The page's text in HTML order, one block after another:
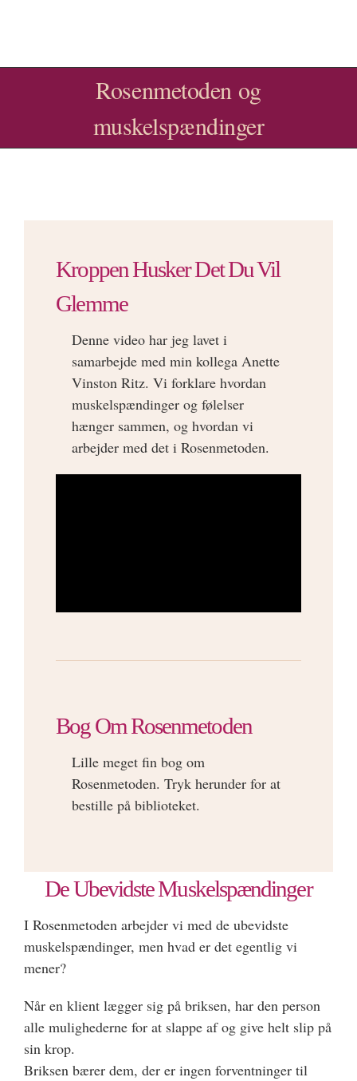
ROSENMETODEN
KURSER & SESSIONER
KONTAKT
Rosenmetoden og
muskelspændinger
Kroppen Husker Det Du Vil
Glemme
Denne video har jeg lavet i
samarbejde med min kollega Anette
Vinston Ritz. Vi forklare hvordan
muskelspændinger og følelser
hænger sammen, og hvordan vi
arbejder med det i Rosenmetoden.
Bog Om Rosenmetoden
Lille meget fin bog om
Rosenmetoden. Tryk herunder for at
bestille på biblioteket.
De Ubevidste Muskelspændinger
I Rosenmetoden arbejder vi med de ubevidste
muskelspændinger, men hvad er det egentlig vi
mener?
Når en klient lægger sig på briksen, har den person
alle mulighederne for at slappe af og give helt slip på
sin krop.
Briksen bærer dem, der er ingen forventninger til